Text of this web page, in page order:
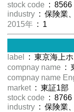
stock code : 8566
industry : 保険業
2015年 : 1
label
: 東京海上
compnay name :
compnay name
market : 東証1部
stock code : 8766
industry : 保険業